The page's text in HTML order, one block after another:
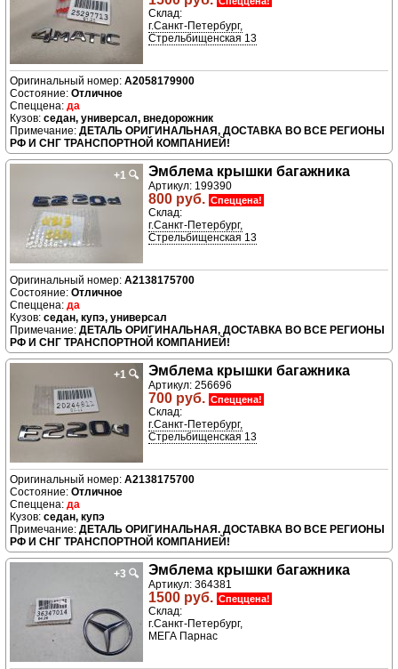
Склад:
г.Санкт-Петербург,
Стрельбищенская 13
A2058179900
Отличное
да
седан, универсал, внедорожник
ДЕТАЛЬ ОРИГИНАЛЬНАЯ, ДОСТАВКА ВО ВСЕ РЕГИОНЫ
РФ И СНГ ТРАНСПОРТНОЙ КОМПАНИЕЙ!
+1 🔍 Эмблема крышки багажника
Артикул: 199390
800 руб. Спеццена!
Склад:
г.Санкт-Петербург,
Стрельбищенская 13
A2138175700
Отличное
да
седан, купэ, универсал
ДЕТАЛЬ ОРИГИНАЛЬНАЯ, ДОСТАВКА ВО ВСЕ РЕГИОНЫ
РФ И СНГ ТРАНСПОРТНОЙ КОМПАНИЕЙ!
+1 🔍 Эмблема крышки багажника
Артикул: 256696
700 руб. Спеццена!
Склад:
г.Санкт-Петербург,
Стрельбищенская 13
A2138175700
Отличное
да
седан, купэ
ДЕТАЛЬ ОРИГИНАЛЬНАЯ. ДОСТАВКА ВО ВСЕ РЕГИОНЫ
РФ И СНГ ТРАНСПОРТНОЙ КОМПАНИЕЙ!
+3 🔍 Эмблема крышки багажника
Артикул: 364381
1500 руб. Спеццена!
Склад:
г.Санкт-Петербург,
МЕГА Парнас